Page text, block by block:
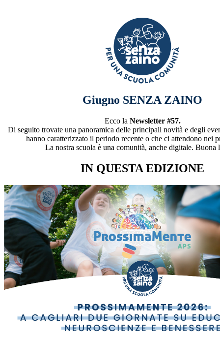
Giugno SENZA ZAINO
Ecco la Newsletter #57.
Di seguito trovate una panoramica delle principali novità e degli
hanno caratterizzato il periodo recente o che ci attendono nei
La nostra scuola è una comunità, anche digitale. Buona
IN QUESTA EDIZIONE